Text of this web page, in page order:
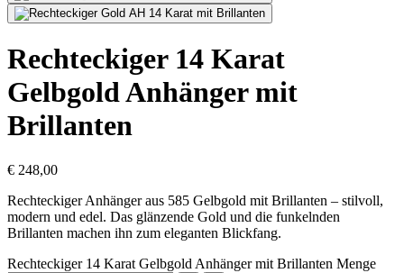
Rechteckiger 14 Karat
Gelbgold Anhänger mit
Brillanten
€ 248,00
Rechteckiger Anhänger aus 585 Gelbgold mit Brillanten – stilvoll,
modern und edel. Das glänzende Gold und die funkelnden
Brillanten machen ihn zum eleganten Blickfang.
Rechteckiger 14 Karat Gelbgold Anhänger mit Brillanten Menge